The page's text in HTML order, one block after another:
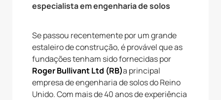
especialista em engenharia de solos
Se passou recentemente por um grande
estaleiro de construção, é provável que as
fundações tenham sido fornecidas por
Roger Bullivant Ltd (RB)a principal
empresa de engenharia de solos do Reino
Unido. Com mais de 40 anos de experiência